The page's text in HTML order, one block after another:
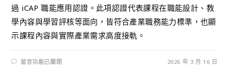
過 iCAP 職能應用認證。此項認證代表課程在職能設計、教
學內容與學習評核等面向，皆符合產業職務能力標準，也顯
示課程內容與實際產業需求高度接軌。
留言功能已關閉 2026 年 3 月 16 日